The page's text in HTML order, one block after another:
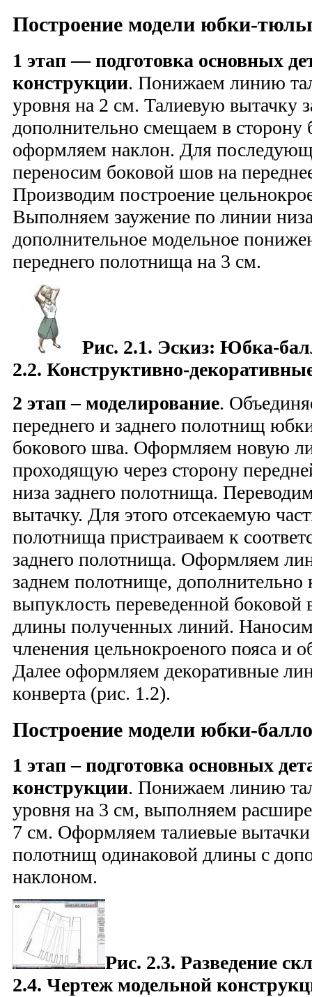
Построение модели юбки-
1 этап — подготовка основных
конструкции. Понижаем линию
уровня на 2 см. Талиевую вытачку
дополнительно смещаем в сторону
оформляем наклон. Для
переносим боковой шов на
Производим построение
Выполняем заужение по линии
дополнительное модельное
переднего полотнища на 3 см.
Рис. 2.1. Эскиз: Юбка-
2.2. Конструктивно-
2 этап – моделирование.
переднего и заднего полотнищ
бокового шва. Оформляем новую
проходящую через сторону
низа заднего полотнища.
вытачку. Для этого отсекаемую
полотнища пристраиваем к
заднего полотнища. Оформляем
заднем полотнище, дополнительно
выпуклость переведенной боковой
длины полученных линий.
членения цельнокроеного пояса и
Далее оформляем декоративные
конверта (рис. 1.2).
Построение модели юбки-
1 этап – подготовка основных
конструкции. Понижаем линию
уровня на 3 см, выполняем
7 см. Оформляем талиевые вытачки
полотнищ одинаковой длины с
наклоном.
Рис. 2.3. Разведение
2.4. Чертеж модельной